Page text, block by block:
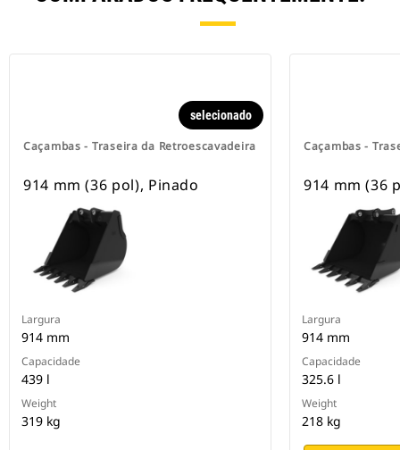
Caçambas - Traseira da Retroescavadeira
selecionado
914 mm (36 pol), Pinado
Largura
914 mm
Capacidade
439 l
Weight
319 kg
Caçambas -
914 mm (36
Largura
914 mm
Capacidade
325.6 l
Weight
218 kg